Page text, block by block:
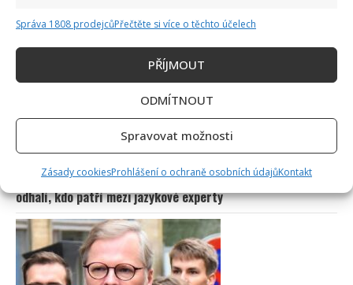
Správa 1808 prodejcůPřečtěte si více o těchto účelech
PŘÍJMOUT
ODMÍTNOUT
Spravovat možnosti
Zásady cookiesProhlášení o ochraně osobních údajůKontakt
však fotografie, pod kterou se rozjela mela
Kvíz pro milovníky češtiny: 10 otázek na slovní zásobu
odhalí, kdo patří mezi jazykové experty